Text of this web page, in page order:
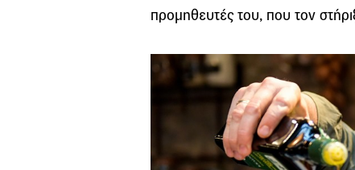
προμηθευτές του, που τον